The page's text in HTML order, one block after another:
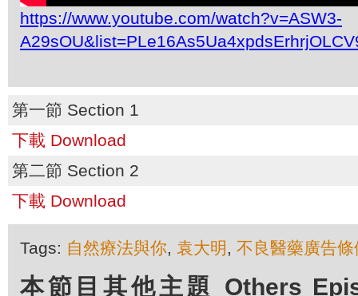
https://www.youtube.com/watch?v=ASW3-
第一節 Section 1
下載 Download
第二節 Section 2
下載 Download
Tags: 自然療法與你, 袁大明 , 不良醫藥廣告條
本節目其他主題 Others